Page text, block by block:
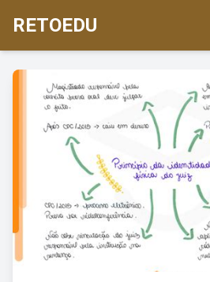
RETOEDU